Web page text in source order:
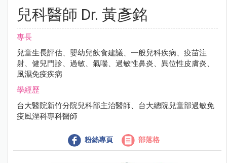
兒科醫師 Dr. 黃彥銘
專長
兒童生長評估、嬰幼兒飲食建議、一般兒科疾病、疫苗注
射、健兒門診、過敏、氣喘、過敏性鼻炎、異位性皮膚炎、
風濕免疫疾病
學經歷
台大醫院新竹分院兒科部主治醫師、台大總院兒童部過敏免
疫風溼科專科醫師
粉絲專頁 部落格